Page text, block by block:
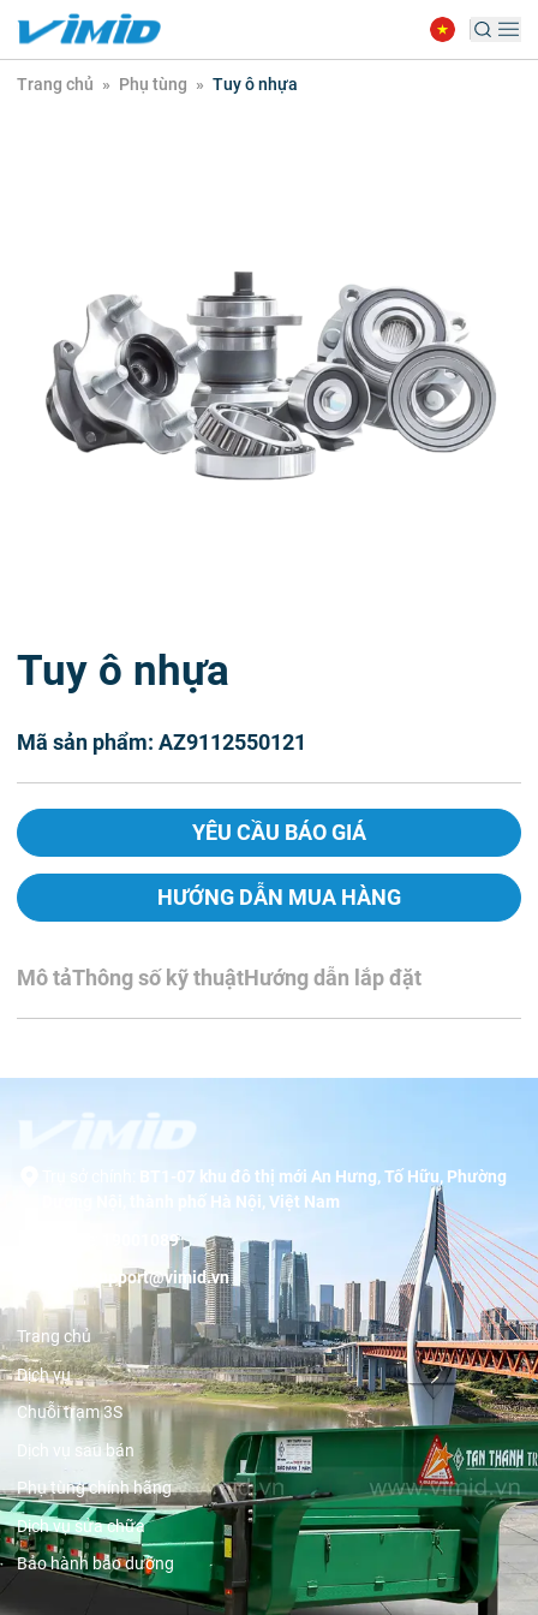
Trang chủ » Phụ tùng » Tuy ô nhựa
Tuy ô nhựa
Mã sản phẩm: AZ9112550121
YÊU CẦU BÁO GIÁ
HƯỚNG DẪN MUA HÀNG
Mô tảThông số kỹ thuậtHướng dẫn lắp đặt
BT1-07 khu đô thị mới An Hưng, Tố Hữu, Phường
Dương Nội, thành phố Hà Nội, Việt Nam
19001089
support@vimid.vn
Trang chủ
Dịch vụ
Chuỗi trạm 3S
Dịch vụ sau bán
Phụ tùng chính hãng
Dịch vụ sửa chữa
Bảo hành bảo dưỡng